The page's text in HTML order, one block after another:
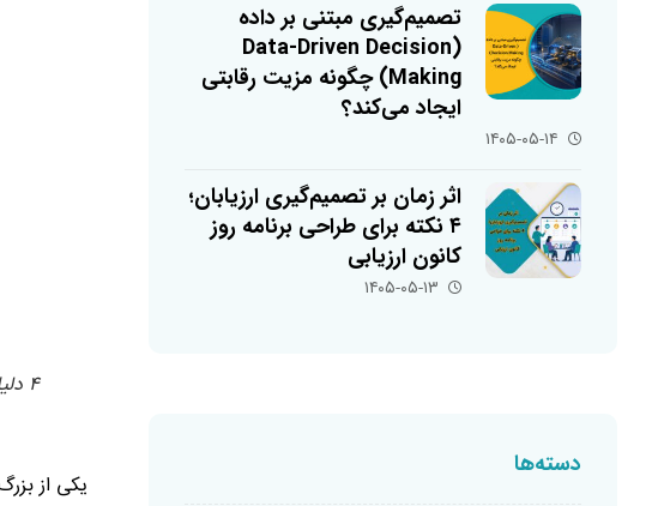
۴ دلیل که نشان می‌دهد آیا کانون ارزیابی واقعاً بهترین ابزار پیش‌بینی عملکرد شغلی است؟
یکی از
تصمیم‌گیری مبتنی بر داده
(Data-Driven Decision
Making) چگونه مزیت رقابتی
ایجاد می‌کند؟
۱۴۰۵-۰۵-۱۴
اثر زمان بر تصمیم‌گیری ارزیابان؛
۴ نکته برای طراحی برنامه روز
کانون ارزیابی
۱۴۰۵-۰۵-۱۳
دسته‌ها